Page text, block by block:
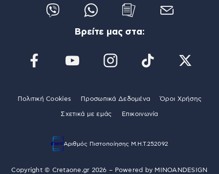
Βρείτε μας στα:
Πολιτική Cookies Προσωπικά Δεδομένα Όροι Χρήσης
Σχετικά με εμάς Επικοινωνία
Αριθμός Πιστοποίησης Μ.Η.Τ.252092
Copyright © Cretaone.gr 2026 – Powered by MINOANDESIGN